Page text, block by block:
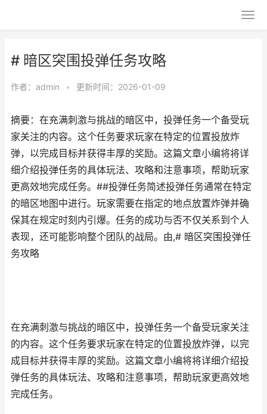
# 暗区突围投弹任务攻略
作者： admin • 更新时间：2026-01-09
摘要：在充满刺激与挑战的暗区中，投弹任务一个备受玩
家关注的内容。这个任务要求玩家在特定的位置投放炸
弹，以完成目标并获得丰厚的奖励。这篇文章小编将将详
细介绍投弹任务的具体玩法、攻略和注意事项，帮助玩家
更高效地完成任务。##投弹任务简述投弹任务通常在特定
的暗区地图中进行。玩家需要在指定的地点放置炸弹并确
保其在规定时刻内引爆。任务的成功与否不仅关系到个人
表现，还可能影响整个团队的战局。由,# 暗区突围投弹任
务攻略
在充满刺激与挑战的暗区中，投弹任务一个备受玩家关注
的内容。这个任务要求玩家在特定的位置投放炸弹，以完
成目标并获得丰厚的奖励。这篇文章小编将将详细介绍投
弹任务的具体玩法、攻略和注意事项，帮助玩家更高效地
完成任务。